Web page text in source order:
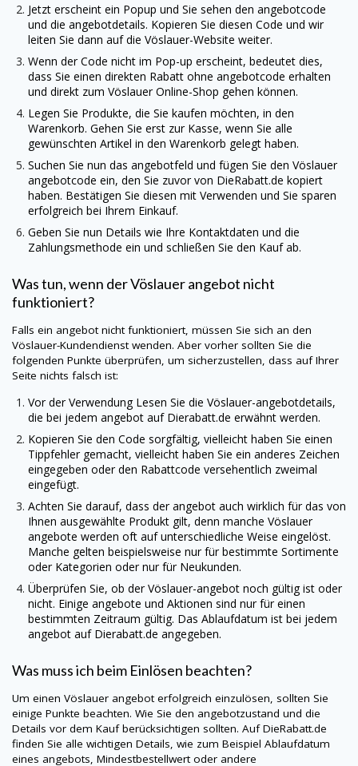
Jetzt erscheint ein Popup und Sie sehen den angebotcode
und die angebotdetails. Kopieren Sie diesen Code und wir
leiten Sie dann auf die Vöslauer-Website weiter.
Wenn der Code nicht im Pop-up erscheint, bedeutet dies,
dass Sie einen direkten Rabatt ohne angebotcode erhalten
und direkt zum Vöslauer Online-Shop gehen können.
Legen Sie Produkte, die Sie kaufen möchten, in den
Warenkorb. Gehen Sie erst zur Kasse, wenn Sie alle
gewünschten Artikel in den Warenkorb gelegt haben.
Suchen Sie nun das angebotfeld und fügen Sie den Vöslauer
angebotcode ein, den Sie zuvor von DieRabatt.de kopiert
haben. Bestätigen Sie diesen mit Verwenden und Sie sparen
erfolgreich bei Ihrem Einkauf.
Geben Sie nun Details wie Ihre Kontaktdaten und die
Zahlungsmethode ein und schließen Sie den Kauf ab.
Was tun, wenn der Vöslauer angebot nicht
funktioniert?
Falls ein angebot nicht funktioniert, müssen Sie sich an den
Vöslauer-Kundendienst wenden. Aber vorher sollten Sie die
folgenden Punkte überprüfen, um sicherzustellen, dass auf Ihrer
Seite nichts falsch ist:
Vor der Verwendung Lesen Sie die Vöslauer-angebotdetails,
die bei jedem angebot auf Dierabatt.de erwähnt werden.
Kopieren Sie den Code sorgfältig, vielleicht haben Sie einen
Tippfehler gemacht, vielleicht haben Sie ein anderes Zeichen
eingegeben oder den Rabattcode versehentlich zweimal
eingefügt.
Achten Sie darauf, dass der angebot auch wirklich für das von
Ihnen ausgewählte Produkt gilt, denn manche Vöslauer
angebote werden oft auf unterschiedliche Weise eingelöst.
Manche gelten beispielsweise nur für bestimmte Sortimente
oder Kategorien oder nur für Neukunden.
Überprüfen Sie, ob der Vöslauer-angebot noch gültig ist oder
nicht. Einige angebote und Aktionen sind nur für einen
bestimmten Zeitraum gültig. Das Ablaufdatum ist bei jedem
angebot auf Dierabatt.de angegeben.
Was muss ich beim Einlösen beachten?
Um einen Vöslauer angebot erfolgreich einzulösen, sollten Sie
einige Punkte beachten. Wie Sie den angebotzustand und die
Details vor dem Kauf berücksichtigen sollten. AufDieRabatt.de
finden Sie alle wichtigen Details, wie zum Beispiel Ablaufdatum
eines angebots, Mindestbestellwert oder andere